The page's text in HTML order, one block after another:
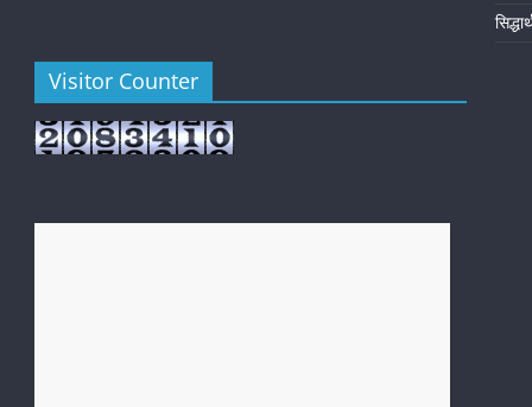
Visitor Counter